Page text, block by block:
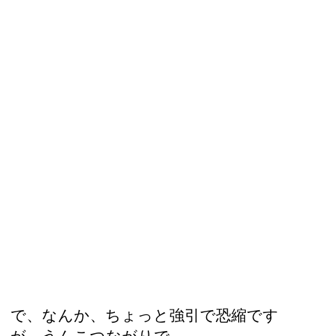
で、なんか、ちょっと強引で恐縮です